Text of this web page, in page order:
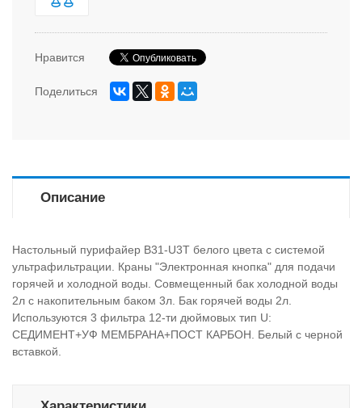
Нравится
Поделиться
Описание
Настольный пурифайер B31-U3T белого цвета с системой
ультрафильтрации. Краны "Электронная кнопка" для подачи
горячей и холодной воды. Совмещенный бак холодной воды
2л с накопительным баком 3л. Бак горячей воды 2л.
Используются 3 фильтра 12-ти дюймовых тип U:
СЕДИМЕНТ+УФ МЕМБРАНА+ПОСТ КАРБОН. Белый с черной
вставкой.